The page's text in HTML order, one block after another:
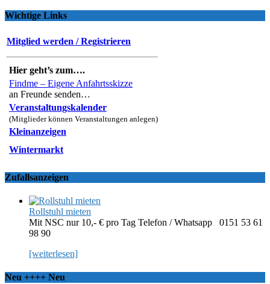
Wichtige Links
Mitglied werden / Registrieren
Hier geht’s zum….
Findme – Eigene Anfahrtsskizze
an Freunde senden…
Veranstaltungskalender
(Mitglieder können Veranstaltungen anlegen)
Kleinanzeigen
Wintermarkt
Zufallsanzeigen
Rollstuhl mieten
Mit NSC nur 10,- € pro Tag Telefon / Whatsapp 0151 53 61
98 90
[weiterlesen]
Neu ++++ Neu